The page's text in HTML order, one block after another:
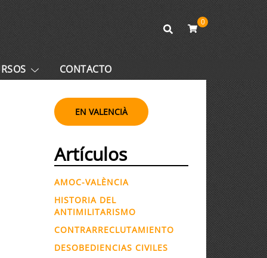
0
CONTACTO
EN VALENCIÀ
Artículos
AMOC-VALÈNCIA
HISTORIA DEL
ANTIMILITARISMO
CONTRARRECLUTAMIENTO
DESOBEDIENCIAS CIVILES